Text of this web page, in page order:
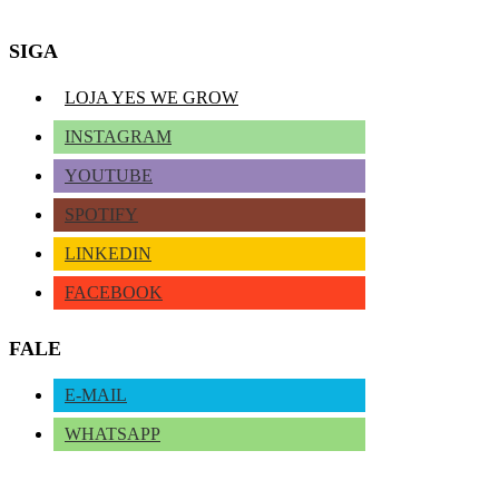
SIGA
LOJA YES WE GROW
INSTAGRAM
YOUTUBE
SPOTIFY
LINKEDIN
FACEBOOK
FALE
E-MAIL
WHATSAPP